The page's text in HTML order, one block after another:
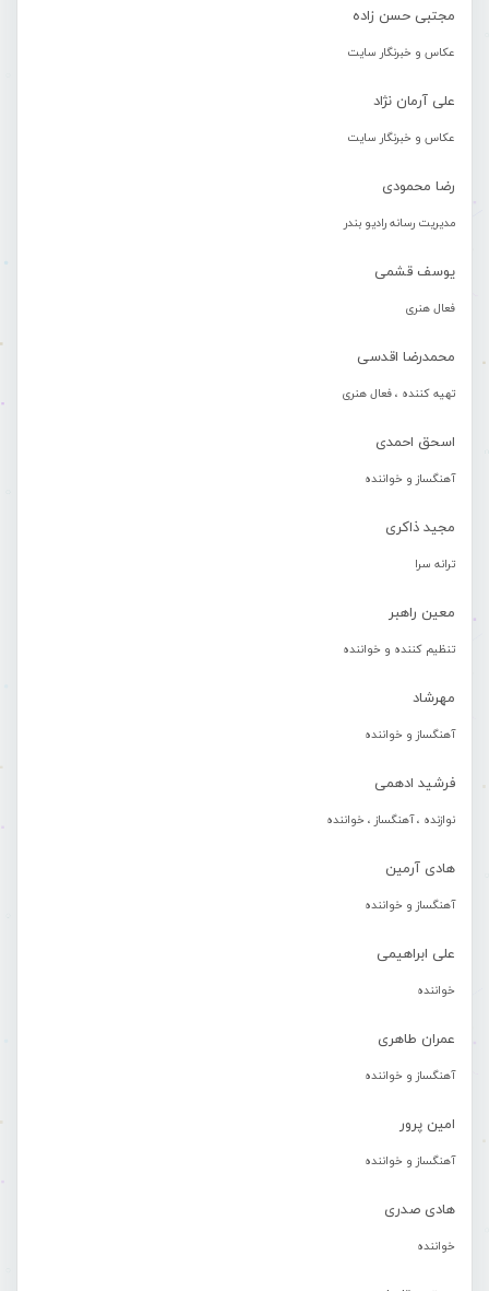
مجتبی حسن زاده
عکاس و خبرنگار سایت
علی آرمان نژاد
عکاس و خبرنگار سایت
رضا محمودی
مدیریت رسانه رادیو بندر
یوسف قشمی
فعال هنری
محمدرضا اقدسی
تهیه کننده ، فعال هنری
اسحق احمدی
آهنگساز و خواننده
مجید ذاکری
ترانه سرا
معین راهبر
تنظیم کننده و خواننده
مهرشاد
آهنگساز و خواننده
فرشید ادهمی
نوازنده ، آهنگساز ، خواننده
هادی آرمین
آهنگساز و خواننده
علی ابراهیمی
خواننده
عمران طاهری
آهنگساز و خواننده
امین پرور
آهنگساز و خواننده
هادی صدری
خواننده